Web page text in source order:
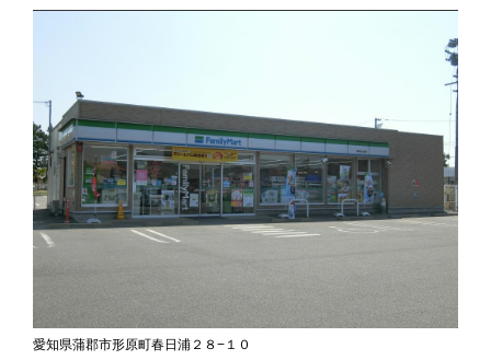
愛知県蒲郡市形原町春日浦２８−１０